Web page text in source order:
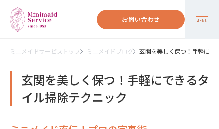
お問い合わせ MENU
ミニメイドサービストップ ミニメイドブログ 玄関を美しく保つ！手軽にで
玄関を美しく保つ！手軽にできるタ
イル掃除テクニック